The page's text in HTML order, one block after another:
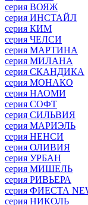
серия ВОЯЖ
серия ИНСТАЙЛ
серия КИМ
серия ЧЕЛСИ
серия МАРТИНА
серия МИЛАНА
серия СКАНДИКА
серия МОНАКО
серия НАОМИ
серия СОФТ
серия СИЛЬВИЯ
серия МАРИЭЛЬ
серия НЕНСИ
серия ОЛИВИЯ
серия УРБАН
серия МИШЕЛЬ
серия РИВЬЕРА
серия ФИЕСТА
серия НИКОЛЬ